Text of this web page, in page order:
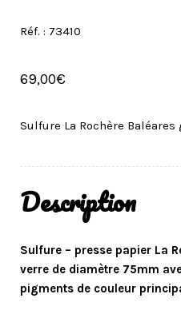
Réf. : 73410
69,00€
Sulfure La Rochère
Description
Sulfure – presse papier La
verre de diamètre 75mm
pigments de couleur